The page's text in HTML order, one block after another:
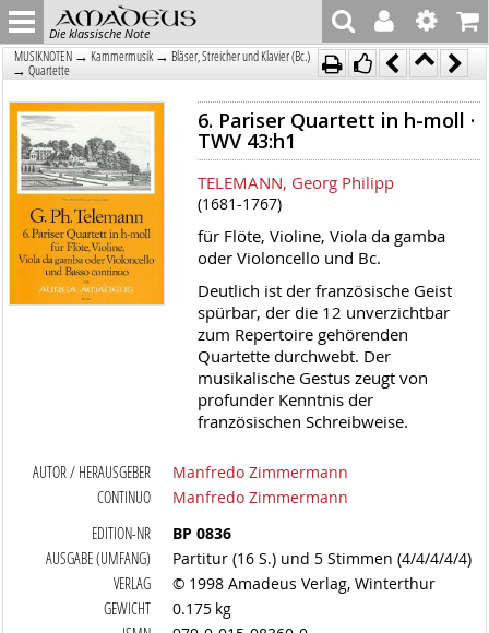
Die klassische Note
MUSIKNOTEN → Kammermusik → Bläser, Streicher und Klavier (Bc.)
→ Quartette
6. Pariser Quartett in h-moll ·
TWV 43:h1
TELEMANN, Georg Philipp
(1681-1767)
für Flöte, Violine, Viola da gamba
oder Violoncello und Bc.
Deutlich ist der französische Geist
spürbar, der die 12 unverzichtbar
zum Repertoire gehörenden
Quartette durchwebt. Der
musikalische Gestus zeugt von
profunder Kenntnis der
französischen Schreibweise.
AUTOR / HERAUSGEBER
Manfredo Zimmermann
CONTINUO
Manfredo Zimmermann
EDITION-NR
BP 0836
AUSGABE (UMFANG)
Partitur (16 S.) und 5 Stimmen (4/4/4/4/4)
VERLAG
© 1998 Amadeus Verlag, Winterthur
GEWICHT
0.175 kg